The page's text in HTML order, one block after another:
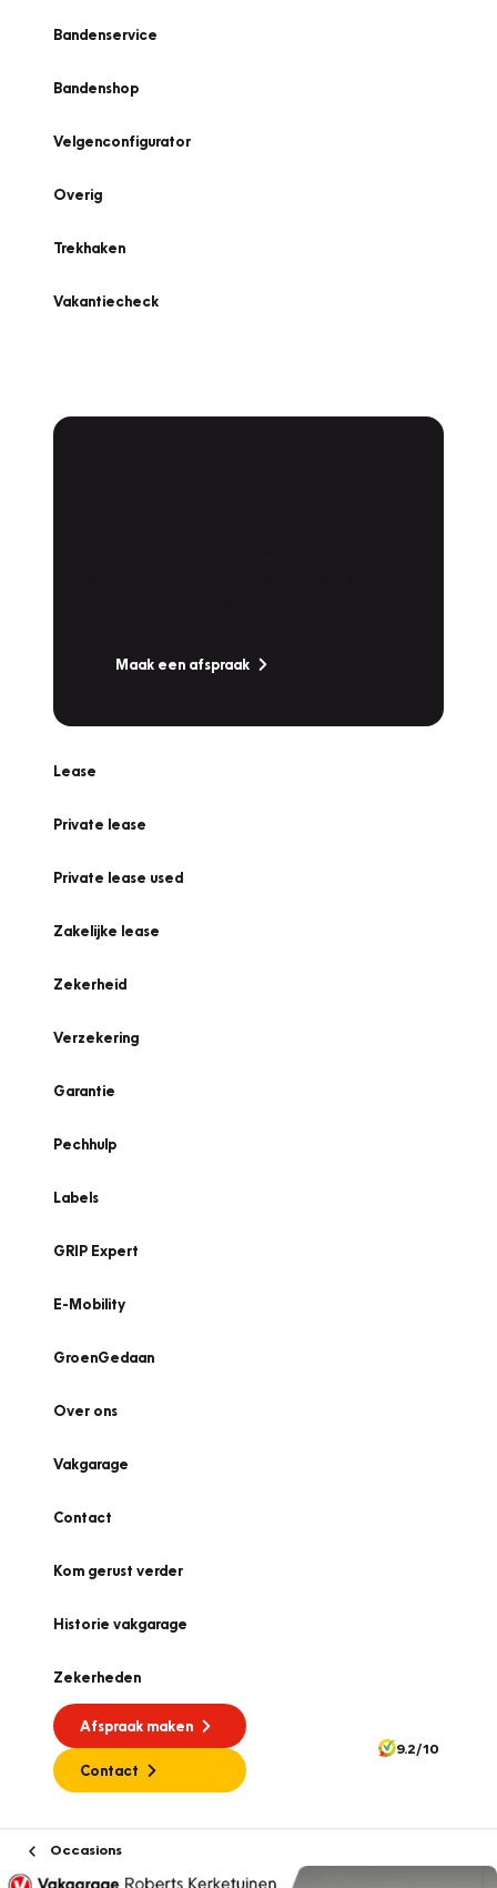
Bandenservice
Bandenshop
Velgenconfigurator
Overig
Trekhaken
Vakantiecheck
Maak een afspraak
Lease
Private lease
Private lease used
Zakelijke lease
Zekerheid
Verzekering
Garantie
Pechhulp
Labels
GRIP Expert
E-Mobility
GroenGedaan
Over ons
Vakgarage
Contact
Kom gerust verder
Historie vakgarage
Zekerheden
Afspraak maken
Contact
9.2/10
Occasions